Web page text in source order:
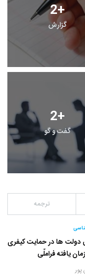
2+
گزارش
2+
گفت و گو
ترجمه
دولت ها در حمایت کیفری
یافته فراملّی